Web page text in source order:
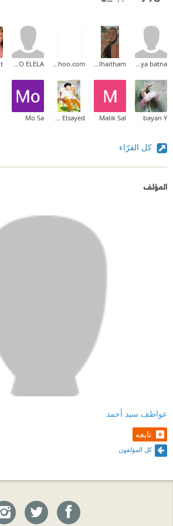
bayan Y
Malik Sal
Mo Sa
كل القرّاء
المؤلف
عواطف سيد أحمد
تابعه
كل المؤلفون